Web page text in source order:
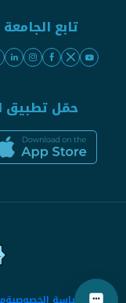
تابع الجامعة
حمّل تطبيق